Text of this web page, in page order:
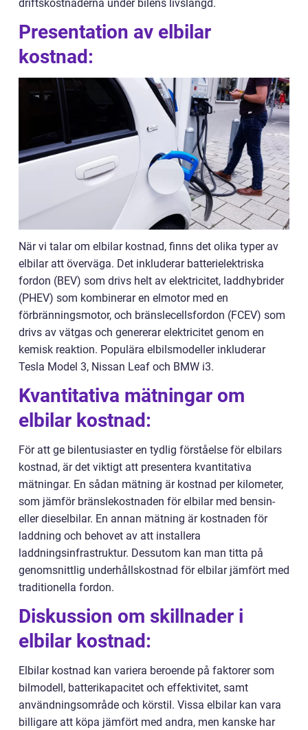
driftskostnaderna under bilens livslängd.
Presentation av elbilar
kostnad:
När vi talar om elbilar kostnad, finns det olika typer av
elbilar att överväga. Det inkluderar batterielektriska
fordon (BEV) som drivs helt av elektricitet, laddhybrider
(PHEV) som kombinerar en elmotor med en
förbränningsmotor, och bränslecellsfordon (FCEV) som
drivs av vätgas och genererar elektricitet genom en
kemisk reaktion. Populära elbilsmodeller inkluderar
Tesla Model 3, Nissan Leaf och BMW i3.
Kvantitativa mätningar om
elbilar kostnad:
För att ge bilentusiaster en tydlig förståelse för elbilars
kostnad, är det viktigt att presentera kvantitativa
mätningar. En sådan mätning är kostnad per kilometer,
som jämför bränslekostnaden för elbilar med bensin-
eller dieselbilar. En annan mätning är kostnaden för
laddning och behovet av att installera
laddningsinfrastruktur. Dessutom kan man titta på
genomsnittlig underhållskostnad för elbilar jämfört med
traditionella fordon.
Diskussion om skillnader i
elbilar kostnad:
Elbilar kostnad kan variera beroende på faktorer som
bilmodell, batterikapacitet och effektivitet, samt
användningsområde och körstil. Vissa elbilar kan vara
billigare att köpa jämfört med andra, men kanske har